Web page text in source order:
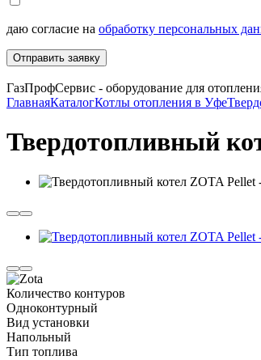
даю согласие на обработку персональных
Отправить заявку
ГазПрофСервис - оборудование для
ГлавнаяКаталогКотлы отопления в Уфе
Твердотопливный
Количество контуров
Одноконтурный
Вид установки
Напольный
Тип топлива